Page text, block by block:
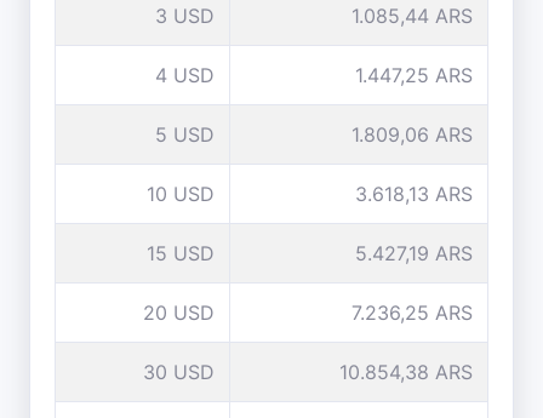
3 USD 1.085,44 ARS
4 USD 1.447,25 ARS
5 USD 1.809,06 ARS
10 USD 3.618,13 ARS
15 USD 5.427,19 ARS
20 USD 7.236,25 ARS
30 USD 10.854,38 ARS